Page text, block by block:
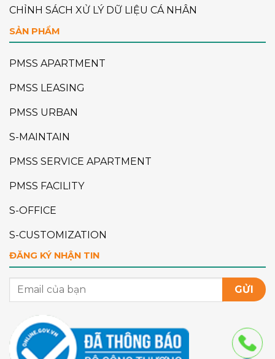
CHỈNH SÁCH XỬ LÝ DỮ LIỆU CÁ NHÂN
SẢN PHẨM
PMSS APARTMENT
PMSS LEASING
PMSS URBAN
S-MAINTAIN
PMSS SERVICE APARTMENT
PMSS FACILITY
S-OFFICE
S-CUSTOMIZATION
ĐĂNG KÝ NHẬN TIN
GỬI